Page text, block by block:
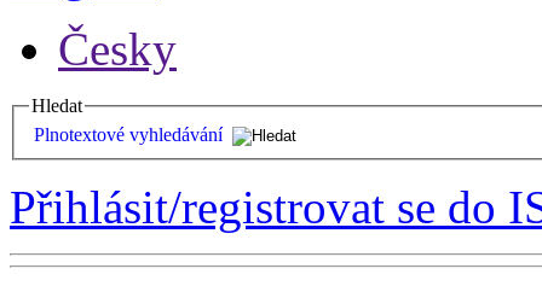
Česky
Hledat
Plnotextové vyhledávání
Přihlásit/registrovat se do